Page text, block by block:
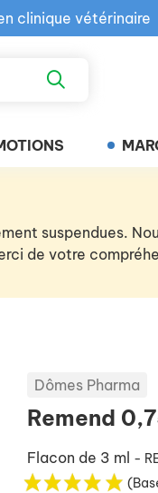
clinique vétérinaire
en clinique
suspendues.
de votre
Dômes Pharma
Remend
Flacon de 3 ml -